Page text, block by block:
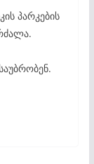
პარკების